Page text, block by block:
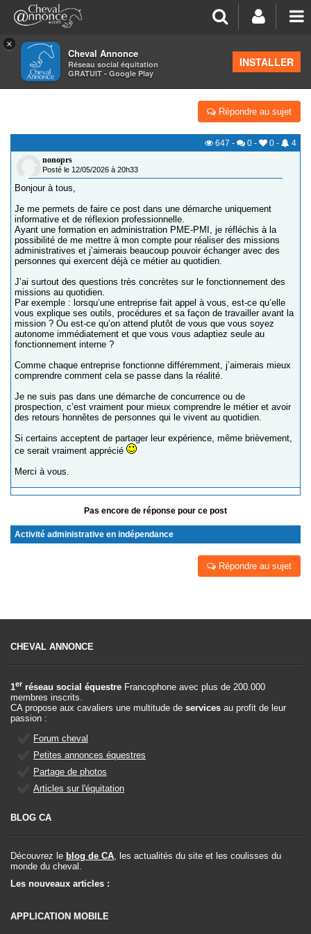
×
Cheval Annonce
Réseau social équitation
GRATUIT - Google Play
INSTALLER
>Salon de thé
ACTIVITÉ ADMINISTRATIVE EN INDÉPENDANCE
Répondre au sujet
647 - 0 - 0 -
4
nonoprs
Posté le 12/05/2026 à 20h33
Bonjour à tous,
Je me permets de faire ce post dans une démarche uniquement
informative et de réflexion professionnelle.
Ayant une formation en administration PME-PMI, je réfléchis à la
possibilité de me mettre à mon compte pour réaliser des missions
administratives et j’aimerais beaucoup pouvoir échanger avec des
personnes qui exercent déjà ce métier au quotidien.
J’ai surtout des questions très concrètes sur le fonctionnement des
missions au quotidien.
Par exemple : lorsqu’une entreprise fait appel à vous, est-ce qu’elle
vous explique ses outils, procédures et sa façon de travailler avant la
mission ? Ou est-ce qu’on attend plutôt de vous que vous soyez
autonome immédiatement et que vous vous adaptiez seule au
fonctionnement interne ?
Comme chaque entreprise fonctionne différemment, j’aimerais mieux
comprendre comment cela se passe dans la réalité.
Je ne suis pas dans une démarche de concurrence ou de
prospection, c’est vraiment pour mieux comprendre le métier et avoir
des retours honnêtes de personnes qui le vivent au quotidien.
Si certains acceptent de partager leur expérience, même brièvement,
ce serait vraiment apprécié
Merci à vous.
Pas encore de réponse pour ce post
Activité administrative en indépendance
Répondre au sujet
CHEVAL ANNONCE
1er réseau social équestre Francophone avec plus de 200.000
membres inscrits.
CA propose aux cavaliers une multitude de services au profit de leur
passion :
Forum cheval
Petites annonces équestres
Partage de photos
Articles sur l'équitation
BLOG CA
Découvrez le blog de CA, les actualités du site et les coulisses du
monde du cheval.
Les nouveaux articles :
APPLICATION MOBILE